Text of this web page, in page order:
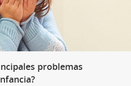
problemas